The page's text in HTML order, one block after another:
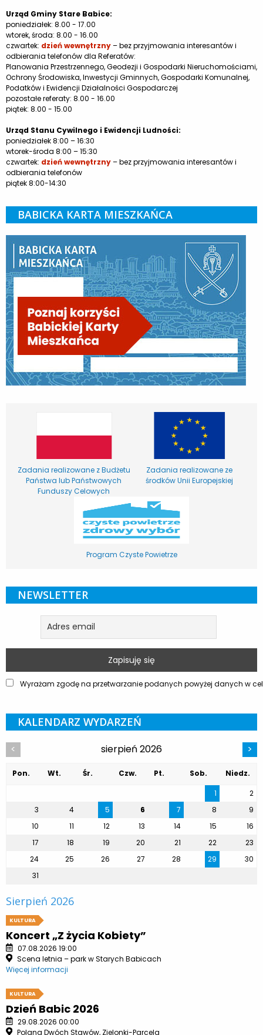
Urząd Gminy Stare Babice:
poniedziałek: 8.00 - 17.00
wtorek, środa: 8.00 - 16.00
czwartek: dzień wewnętrzny– bez przyjmowania interesantów i
odbierania telefonów dla Referatów:
Planowania Przestrzennego, Geodezji i Gospodarki Nieruchomościami,
Ochrony Środowiska, Inwestycji Gminnych, Gospodarki Komunalnej,
Podatków i Ewidencji Działalności Gospodarczej
pozostałe referaty: 8.00 - 16.00
piątek: 8.00 - 15.00
Urząd Stanu Cywilnego i Ewidencji Ludności:
poniedziałek 8:00 – 16:30
wtorek-środa 8:00 – 15:30
czwartek: dzień wewnętrzny– bez przyjmowania interesantów i
odbierania telefonów
piątek 8:00-14:30
BABICKA KARTA MIESZKAŃCA
Zadania realizowane z Budżetu
Państwa lub Państwowych
Funduszy Celowych
Zadania realizowane ze
środków Unii Europejskiej
Program Czyste Powietrze
NEWSLETTER
Wyrażam zgodę na przetwarzanie podanych powyżej danych w
KALENDARZ WYDARZEŃ
< sierpień 2026 >
Pon. Wt. Śr. Czw. Pt. Sob.
Niedz.
1
2
3
4 5 6 7 8
9
10
11 12 13 14 15
16
17
18 19 20 21 22
23
24
25 26 27 28 29
30
31
Sierpień 2026
KULTURA
Koncert „Z życia Kobiety”
07.08.2026 19:00
Scena letnia – park w Starych Babicach
Więcej informacji
KULTURA
Dzień Babic 2026
29.08.2026 00:00
Polana Dwóch Stawów, Zielonki-Parcela